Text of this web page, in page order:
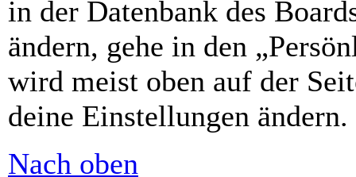
in der Datenbank des
ändern, gehe in den
wird meist oben auf der
deine Einstellungen ändern.
Nach oben